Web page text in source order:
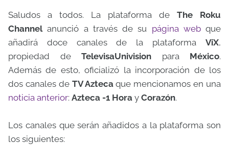
Saludos a todos. La plataforma de The Roku
Channelanunció a través de su página webque
añadirá doce canales de la plataforma ViX,
propiedad de TelevisaUnivision para México.
Además de esto, oficializó la incorporación de los
dos canales de TV Aztecaque mencionamos en una
noticia anterior: Azteca -1 Hora y Corazón.
Los canales que serán añadidos a la plataforma son
los siguientes: